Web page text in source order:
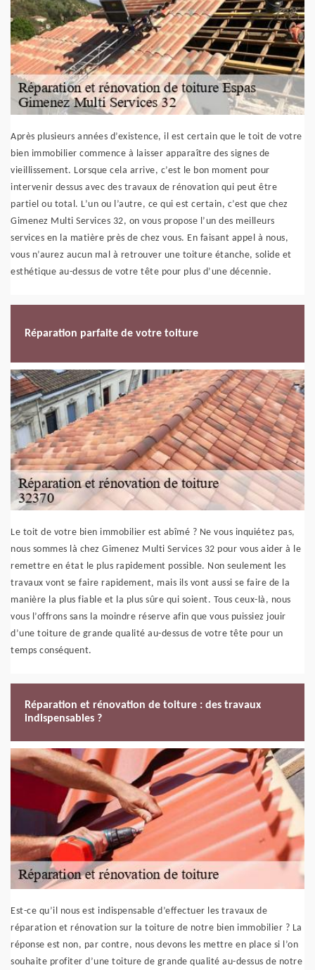
Après plusieurs années d’existence, il est certain que le toit de votre
bien immobilier commence à laisser apparaître des signes de
vieillissement. Lorsque cela arrive, c’est le bon moment pour
intervenir dessus avec des travaux de rénovation qui peut être
partiel ou total. L’un ou l’autre, ce qui est certain, c’est que chez
Gimenez Multi Services 32, on vous propose l’un des meilleurs
services en la matière près de chez vous. En faisant appel à nous,
vous n’aurez aucun mal à retrouver une toiture étanche, solide et
esthétique au-dessus de votre tête pour plus d’une décennie.
Réparation parfaite de votre toiture
Le toit de votre bien immobilier est abîmé ? Ne vous inquiétez pas,
nous sommes là chez Gimenez Multi Services 32 pour vous aider à le
remettre en état le plus rapidement possible. Non seulement les
travaux vont se faire rapidement, mais ils vont aussi se faire de la
manière la plus fiable et la plus sûre qui soient. Tous ceux-là, nous
vous l’offrons sans la moindre réserve afin que vous puissiez jouir
d’une toiture de grande qualité au-dessus de votre tête pour un
temps conséquent.
Réparation et rénovation de toiture : des travaux
indispensables ?
Est-ce qu’il nous est indispensable d’effectuer les travaux de
réparation et rénovation sur la toiture de notre bien immobilier ? La
réponse est non, par contre, nous devons les mettre en place si l’on
souhaite profiter d’une toiture de grande qualité au-dessus de notre